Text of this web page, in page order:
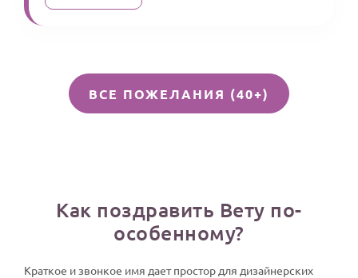
ВСЕ ПОЖЕЛАНИЯ (40+)
Как поздравить Вету по-
особенному?
Краткое и звонкое имя дает простор для дизайнерских